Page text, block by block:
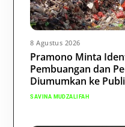
8 Agustus 2026
Pramono Minta
Pembuangan dan
Diumumkan ke
SAVINA MUDZALIFAH